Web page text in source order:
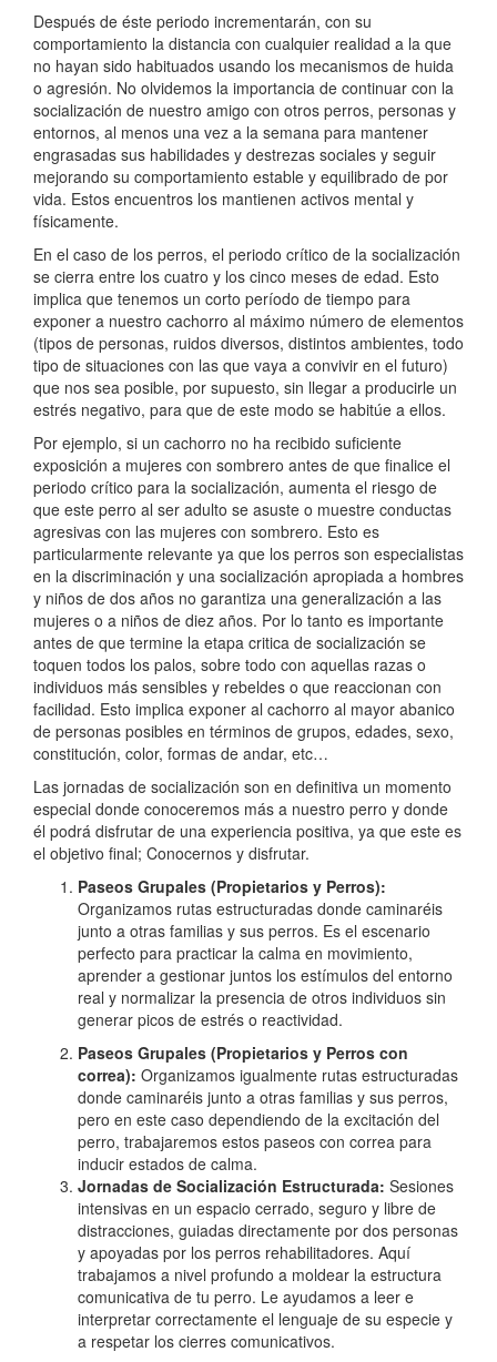
Después de éste periodo incrementarán, con su
comportamiento la distancia con cualquier realidad a la que
no hayan sido habituados usando los mecanismos de huida
o agresión. No olvidemos la importancia de continuar con la
socialización de nuestro amigo con otros perros, personas y
entornos, al menos una vez a la semana para mantener
engrasadas sus habilidades y destrezas sociales y seguir
mejorando su comportamiento estable y equilibrado de por
vida. Estos encuentros los mantienen activos mental y
físicamente.
En el caso de los perros, el periodo crítico de la socialización
se cierra entre los cuatro y los cinco meses de edad. Esto
implica que tenemos un corto período de tiempo para
exponer a nuestro cachorro al máximo número de elementos
(tipos de personas, ruidos diversos, distintos ambientes, todo
tipo de situaciones con las que vaya a convivir en el futuro)
que nos sea posible, por supuesto, sin llegar a producirle un
estrés negativo, para que de este modo se habitúe a ellos.
Por ejemplo, si un cachorro no ha recibido suficiente
exposición a mujeres con sombrero antes de que finalice el
periodo crítico para la socialización, aumenta el riesgo de
que este perro al ser adulto se asuste o muestre conductas
agresivas con las mujeres con sombrero. Esto es
particularmente relevante ya que los perros son especialistas
en la discriminación y una socialización apropiada a hombres
y niños de dos años no garantiza una generalización a las
mujeres o a niños de diez años. Por lo tanto es importante
antes de que termine la etapa critica de socialización se
toquen todos los palos, sobre todo con aquellas razas o
individuos más sensibles y rebeldes o que reaccionan con
facilidad. Esto implica exponer al cachorro al mayor abanico
de personas posibles en términos de grupos, edades, sexo,
constitución, color, formas de andar, etc…
Las jornadas de socialización son en definitiva un momento
especial donde conoceremos más a nuestro perro y donde
él podrá disfrutar de una experiencia positiva, ya que este es
el objetivo final; Conocernos y disfrutar.
Paseos Grupales (Propietarios y Perros):
Organizamos rutas estructuradas donde caminaréis
junto a otras familias y sus perros. Es el escenario
perfecto para practicar la calma en movimiento,
aprender a gestionar juntos los estímulos del entorno
real y normalizar la presencia de otros individuos sin
generar picos de estrés o reactividad.
Paseos Grupales (Propietarios y Perros con
correa): Organizamos igualmente rutas estructuradas
donde caminaréis junto a otras familias y sus perros,
pero en este caso dependiendo de la excitación del
perro, trabajaremos estos paseos con correa para
inducir estados de calma.
Jornadas de Socialización Estructurada: Sesiones
intensivas en un espacio cerrado, seguro y libre de
distracciones, guiadas directamente por dos personas
y apoyadas por los perros rehabilitadores. Aquí
trabajamos a nivel profundo a moldear la estructura
comunicativa de tu perro. Le ayudamos a leer e
interpretar correctamente el lenguaje de su especie y
a respetar los cierres comunicativos.